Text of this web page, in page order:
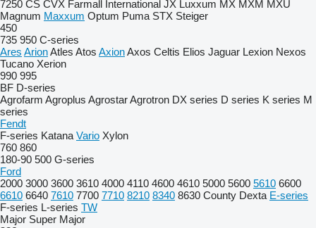
7250 CS CVX Farmall International JX Luxxum MX MXM MXU
Magnum Maxxum Optum Puma STX Steiger
450
735 950 C-series
Ares ArionAtles Atos AxionAxos Celtis Elios Jaguar Lexion Nexos
Tucano Xerion
990 995
BF D-series
Agrofarm Agroplus AgrostarAgrotron DX series D series K series M
series
Fendt
F-series Katana Vario Xylon
760 860
180-90 500 G-series
Ford
2000 3000 3600 3610 4000 4110 4600 4610 5000 5600 5610 6600
6610 6640 7610 7700 7710 8210 8340 8630 County Dexta E-series
F-series L-series TW
Major Super Major